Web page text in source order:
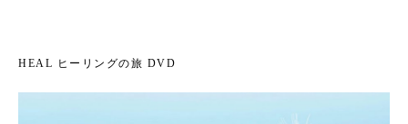
HEAL ヒーリングの旅 DVD